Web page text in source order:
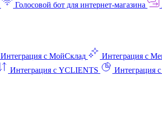
Голосовой бот для интернет‑магазина
Интеграция с МойСклад Интеграция с
Интеграция с YCLIENTS
Интеграция